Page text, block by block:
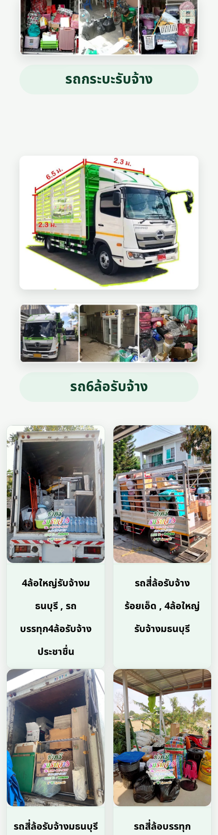
รถกระบะรับจ้าง
รถ6ล้อรับจ้าง
4ล้อใหญ่รับจ้างม
ธนบุรี , รถ
บรรทุก4ล้อรับจ้าง
ประชาชื่น
รถสี่ล้อรับจ้าง
ร้อยเอ็ด , 4ล้อใหญ่
รับจ้างมธนบุรี
รถสี่ล้อรับจ้างมธนบุรี
รถสี่ล้อบรรทุก